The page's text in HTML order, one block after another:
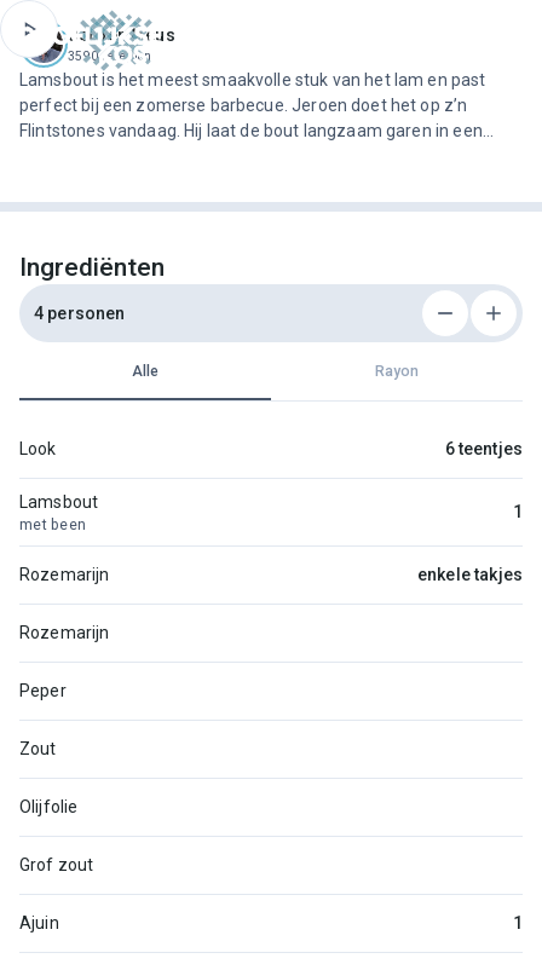
Jeroen Meus
3590 recepten
Lamsbout is het meest smaakvolle stuk van het lam en past
perfect bij een zomerse barbecue. Jeroen doet het op z’n
Flintstones vandaag. Hij laat de bout langzaam garen in een
Ingrediënten
4 personen
Alle Rayon
Look 6 teentjes
Lamsbout
met been
1
Rozemarijn enkele takjes
Rozemarijn
Peper
Zout
Olijfolie
Grof zout
Ajuin 1